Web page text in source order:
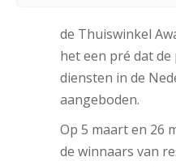
de Thuiswinkel
het een pré dat
diensten in de
aangeboden.
Op 5 maart en 26
de winnaars van